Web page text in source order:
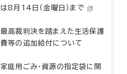
は8月14日（金曜日）まで
最高裁判決を踏まえた生活保護
費等の追加給付について
家庭用ごみ・資源の指定袋に関